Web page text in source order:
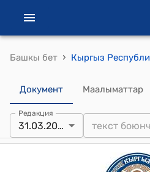
Башкы бет ›
Документ Маалыматтар
Редакция
31.03.2021